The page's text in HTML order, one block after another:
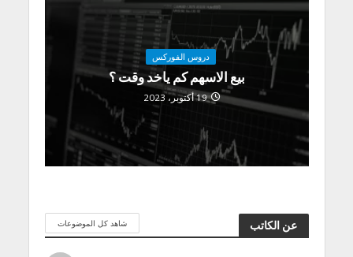
دروس الفوركس
بيع الاسهم كم ياخد وقت ؟
19 أكتوبر، 2023
عن الكاتب شاهد كل الموضوعات